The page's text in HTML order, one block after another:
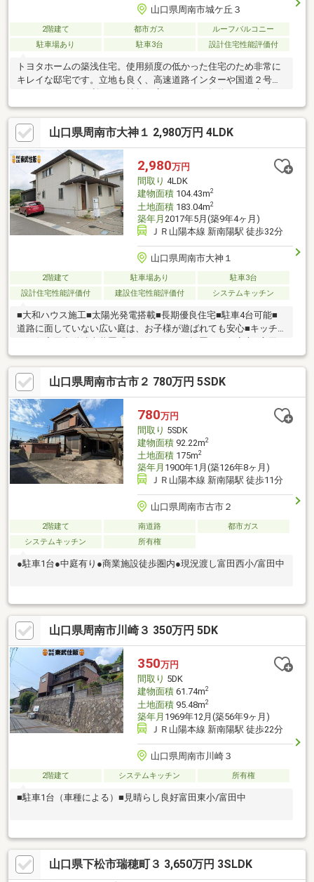
山口県周南市城ケ丘３
2階建て 都市ガス
ルーフバルコニー
駐車場あり
駐車3台 設計住宅性能評価付
トヨタホームの築浅住宅。使用頻度の低かった住宅のため非常に
キレイな邸宅です。立地も良く、高速道路インターや国道２号線
へのアクセスも便利。２３帖超の広々ＬＤＫ。幅約４Ｍの大きな
窓が目を引きます。２Ｆ居室３部屋全てにウォークインクローゼ
ット。書斎などにもピッタリな小部屋もあります。一部リフォー
ムを予定しています(庭、壁紙、照明など)※敷地の半分が法面。有
効面積が約200㎡となります。※法面の一部土砂災害イエロー及び
レッド（建物エリアは含まれていません）
山口県周南市大神１ 2,980万円 4LDK
2,980万円
間取り 4LDK
建物面積104.43m2
土地面積183.04m2
築年月 2017年5月(築9年4ヶ月)
ＪＲ山陽本線 新南陽駅 徒歩32分
山口県周南市大神１
2階建て 駐車場あり
駐車3台
設計住宅性能評価付
建設住宅性能評価付 システムキッチン
■大和ハウス施工■太陽光発電搭載■長期優良住宅■駐車4台可能■
道路に面していない広い庭は、お子様が遊ばれても安心■キッチ
西小学校まで約1600ｍ、徒歩約20分■富田中学校まで約2100ｍ、
徒歩約27分
山口県周南市古市２ 780万円 5SDK
780万円
間取り 5SDK
建物面積92.22m2
土地面積175m2
築年月 1900年1月(築126年8ヶ月)
ＪＲ山陽本線 新南陽駅 徒歩11分
山口県周南市古市２
2階建て 南道路
都市ガス
システムキッチン
所有権
●駐車1台●中庭有り●商業施設徒歩圏内●現況渡し富田西小/富田中
山口県周南市川崎３ 350万円 5DK
350万円
間取り 5DK
建物面積61.74m2
土地面積95.48m2
築年月 1969年12月(築56年9ヶ月)
ＪＲ山陽本線 新南陽駅 徒歩22分
山口県周南市川崎３
2階建て システムキッチン 所有権
■駐車1台（車種による）■見晴らし良好富田東小/富田中
山口県下松市瑞穂町３ 3,650万円 3SLDK